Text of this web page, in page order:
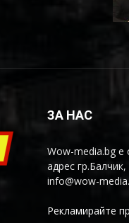
ЗА НАС
Wow-media.bg
адрес
info@wow-
Рекламирайте